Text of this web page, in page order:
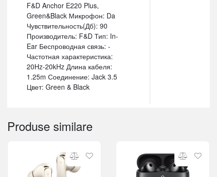
F&D Anchor E220 Plus,
Green&Black Микрофон: Da
Чувствительность(Дб): 90
Производитель: F&D Тип: In-
Ear Беспроводная связь: -
Частотная характеристика:
20Hz-20kHz Длина кабеля:
1.25m Соединение: Jack 3.5
Цвет: Green & Black
Produse similare